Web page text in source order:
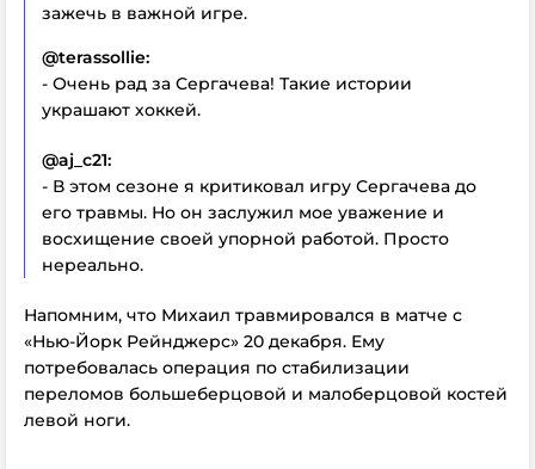
зажечь в важной игре.
@terassollie:
- Очень рад за Сергачева! Такие истории
украшают хоккей.
@aj_c21:
- В этом сезоне я критиковал игру Сергачева до
его травмы. Но он заслужил мое уважение и
восхищение своей упорной работой. Просто
нереально.
Напомним, что Михаил травмировался в матче с
«Нью-Йорк Рейнджерс» 20 декабря. Ему
потребовалась операция по стабилизации
переломов большеберцовой и малоберцовой костей
левой ноги.